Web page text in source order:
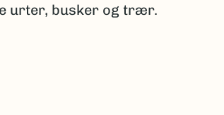
urter, busker og trær.